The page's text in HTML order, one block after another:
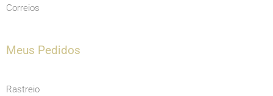
Correios
Meus Pedidos
Rastreio